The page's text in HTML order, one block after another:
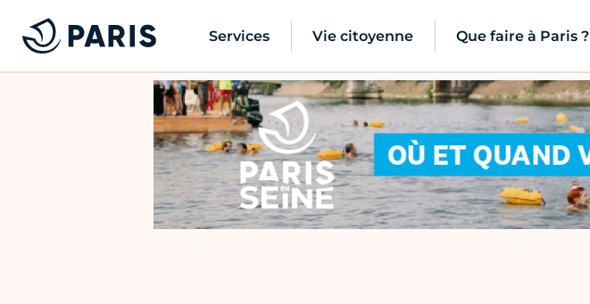
Services Vie citoyenne Que faire à Paris ?